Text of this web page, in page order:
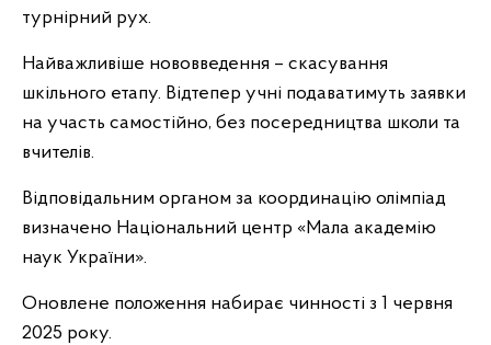
турнірний рух.
Найважливіше нововведення – скасування
шкільного етапу. Відтепер учні подаватимуть заявки
на участь самостійно, без посередництва школи та
вчителів.
Відповідальним органом за координацію олімпіад
визначено Національний центр «Мала академію
наук України».
Оновлене положення набирає чинності з 1 червня
2025 року.